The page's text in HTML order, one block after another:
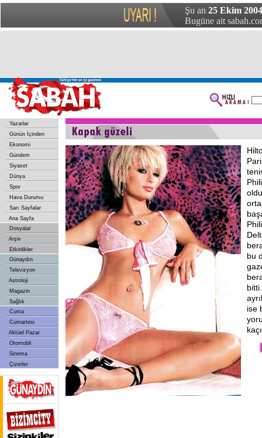
Şu an 25 Ekim
Bugüne ait
Yazarlar
Günün İçinden
Ekonomi
Gündem
Siyaset
Dünya
Spor
Hava Durumu
Sarı Sayfalar
Ana Sayfa
Dosyalar
Arşiv
Etkinlikler
Günaydın
Televizyon
Astroloji
Magazin
Sağlık
Cuma
Cumartesi
Aktüel Pazar
Otomobil
Sinema
Çizerler
bu
ise